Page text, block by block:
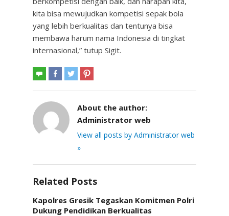
kita bisa mewujudkan kompetisi sepak bola
yang lebih berkualitas dan tentunya bisa
membawa harum nama Indonesia di tingkat
internasional,” tutup Sigit.
About the author:
Administrator web
View all posts by Administrator web
»
Related Posts
Kapolres Gresik Tegaskan Komitmen Polri
Dukung Pendidikan Berkualitas